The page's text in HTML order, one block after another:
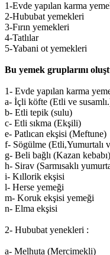
1-Evde yapılan karma
2-Hububat yemekleri
3-Fırın yemekleri
4-Tatlılar
5-Yabani ot yemekleri
Bu yemek gruplarını
1- Evde yapılan karma
a- İçli köfte (Etli ve
b- Etli tepik (sulu)
c- Etli sıkma (Ekşili)
e- Patlıcan ekşisi (Meftune)
f- Sögülme (Etli,Yumurtalı
g- Beli bağlı (Kazan kebabı)
h- Sirav (Sarmısaklı
i- Kıllorik ekşisi
l- Herse yemeği
m- Koruk ekşisi yemeği
n- Elma ekşisi
2- Hububat yenekleri :
a- Melhuta (Mercimekli)